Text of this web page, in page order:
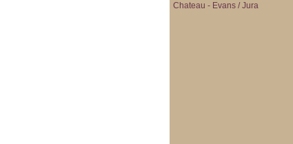
Chateau - Evans / Jura